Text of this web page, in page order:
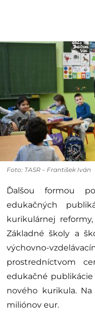
Foto: TASR – František Iván
Ďalšou formou
edukačných
kurikulárnej
Základné školy a
výchovno-
prostredníctvom
edukačné
nového kurikula.
miliónov eur.